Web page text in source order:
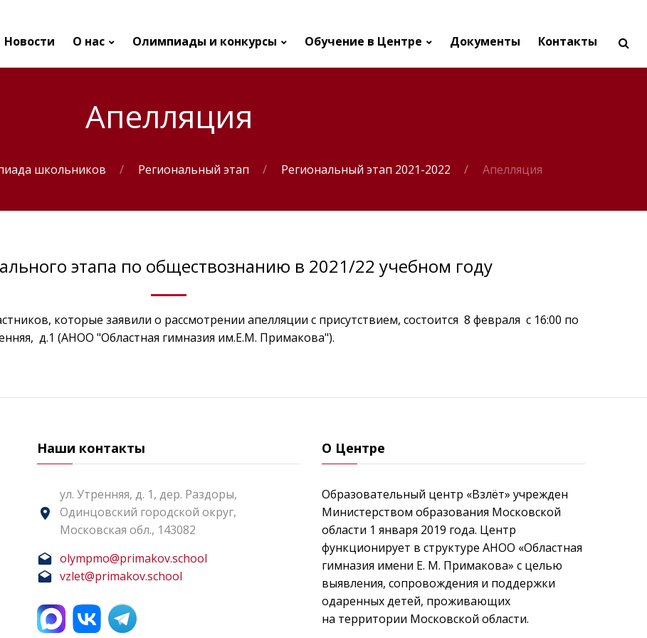
Новости О нас Олимпиады и конкурсы Обучение в Центре Документы Контакты
Апелляция
школьников Региональный этап Региональный этап 2021-2022 Апелляция
этапа по обществознанию в 2021/22 учебном году
которые заявили о рассмотрении апелляции с присутствием, состоится 8 февраля с 16:00 по
д.1 (АНОО "Областная гимназия им.Е.М. Примакова").
Наши контакты
ул. Утренняя, д. 1, дер. Раздоры,
Одинцовский городской округ,
Московская обл., 143082
olympmo@primakov.school
vzlet@primakov.school
О Центре
Образовательный центр «Взлёт» учрежден
Министерством образования Московской
области 1 января 2019 года. Центр
функционирует в структуре АНОО «Областная
гимназия имени Е. М. Примакова» с целью
выявления, сопровождения и поддержки
одаренных детей, проживающих
на территории Московской области.